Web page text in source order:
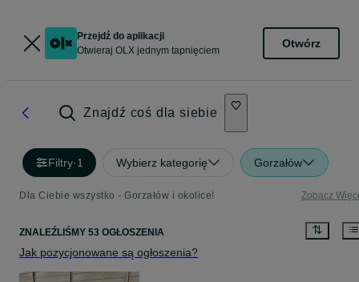
Przejdź do aplikacji
Otwieraj OLX jednym tapnięciem
Otwórz
Znajdź coś dla siebie
Filtry·1 Wybierz kategorię Gorzałów
Dla Ciebie wszystko - Gorzałów i okolice! Zobacz
ZNALEŹLIŚMY 53 OGŁOSZENIA
Jak pozycjonowane są ogłoszenia?